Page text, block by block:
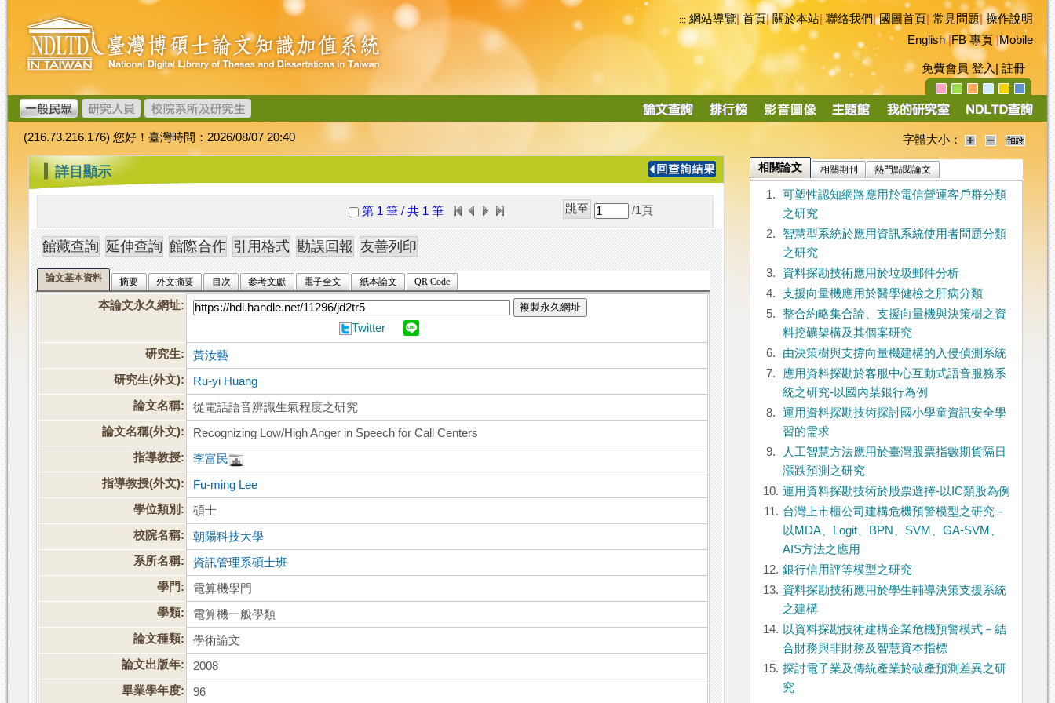
跳
到
主
要
內
容
臺
灣
博
碩
士
論
文
加
值
系
統
::: 網站導覽|首頁|關於本站 聯絡我們|國圖首頁 常見問題|操作說明
English|FB 專頁|Mobile
免費會員 登入 註冊
導
(216.73.216.176) 您好！臺灣時間：2026/08/07 20:40 字體大小：
::: 詳目顯示
第 1 筆 / 共 1 筆 /1 頁
論文基本資料 摘要 外文摘要 目次 參考文獻 電子全文 紙本論文 QR Code
本論文永久網址: 複製永久網址
Twitter
研究生:
黃汝藝
研究生(外文):
Ru-yi Huang
論文名稱:
從電話語音辨識生氣程度之研究
論文名稱(外文):
Recognizing Low/High Anger in Speech for Call Centers
指導教授:
李富民
指導教授(外文):
Fu-ming Lee
學位類別:
碩士
校院名稱:
朝陽科技大學
系所名稱:
資訊管理系碩士班
學門:
電算機學門
學類:
電算機一般學類
論文種類:
學術論文
論文出版年:
2008
畢業學年度:
96
相關論文 相關期刊 熱門點閱論文
1.
可塑性認知網路應用於電信營運客戶群分類
之研究
2.
智慧型系統於應用資訊系統使用者問題分類
之研究
3.
資料探勘技術應用於垃圾郵件分析
4.
支援向量機應用於醫學健檢之肝病分類
5.
整合約略集合論、支援向量機與決策樹之資
料挖礦架構及其個案研究
6.
由決策樹與支撐向量機建構的入侵偵測系統
7.
應用資料探勘於客服中心互動式語音服務系
統之研究-以國內某銀行為例
8.
運用資料探勘技術探討國小學童資訊安全學
習的需求
9.
人工智慧方法應用於臺灣股票指數期貨隔日
漲跌預測之研究
10. 運用資料探勘技術於股票選擇-以IC類股為例
11. 台灣上市櫃公司建構危機預警模型之研究－
以MDA、Logit、BPN、SVM、GA-SVM、
AIS方法之應用
12. 銀行信用評等模型之研究
13. 資料探勘技術應用於學生輔導決策支援系統
之建構
14. 以資料探勘技術建構企業危機預警模式－結
合財務與非財務及智慧資本指標
15. 探討電子業及傳統產業於破產預測差異之研
究